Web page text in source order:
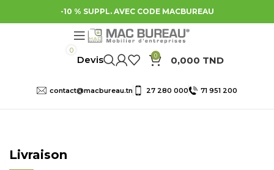
-10 % SUPPL. AVEC CODE MACBUREAU
0
0 0,000 TND
contact@macbureau.tn 27 280 000 71 951 200
Livraison